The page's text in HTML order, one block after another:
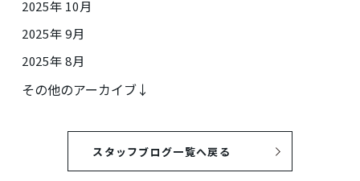
2025年 10月
2025年 9月
2025年 8月
その他のアーカイブ↓
スタッフブログ一覧へ戻る